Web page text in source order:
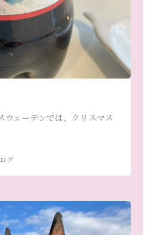
ェーデンでは、クリスマス
グ